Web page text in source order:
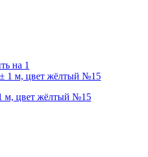
м, цвет жёлтый №15